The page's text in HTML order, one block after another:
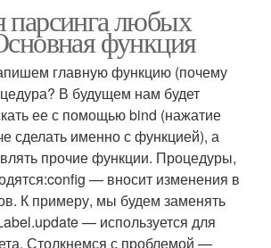
парсинга любых
функция
главную функцию (почему
В будущем нам будет
ее с помощью bind (нажатие
сделать именно с функцией), а
прочие функции. Процедуры,
— вносит изменения в
К примеру, мы будем заменять
— используется для
Столкнемся с проблемой —